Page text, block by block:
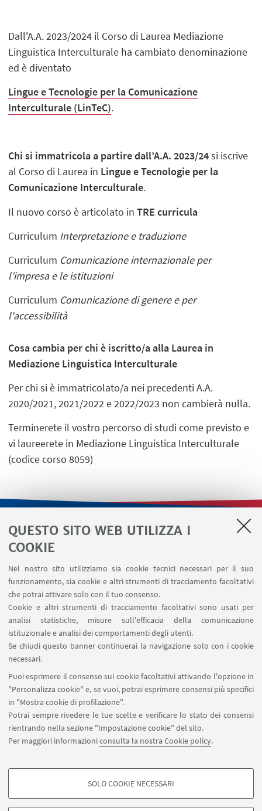
QUESTO SITO WEB UTILIZZA I
COOKIE
Nel nostro sito utilizziamo sia cookie tecnici necessari per il suo
funzionamento, sia cookie e altri strumenti di tracciamento facoltativi
che potrai attivare solo con il tuo consenso.
Cookie e altri strumenti di tracciamento facoltativi sono usati per
analisi statistiche, misure sull'efficacia della comunicazione
istituzionale e analisi dei comportamenti degli utenti.
Se chiudi questo banner continuerai la navigazione solo con i cookie
necessari.
Puoi esprimere il consenso sui cookie facoltativi attivando l'opzione in
"Personalizza cookie" e, se vuoi, potrai esprimere consensi più specifici
in "Mostra cookie di profilazione".
Potrai sempre rivedere le tue scelte e verificare lo stato dei consensi
rientrando nella sezione "Impostazione cookie" del sito.
Per maggiori informazioniconsulta la nostra Cookie policy.
COOKIE DI PROFILAZIONE - FACOLTATIVI
SOLO COOKIE NECESSARI
Dall'A.A. 2023/2024 il Corso di Laurea Mediazione
Linguistica Interculturale ha cambiato denominazione
ed è diventato
Linguee Tecnologie per la Comunicazione
Interculturale (LinTeC).
Chi si immatricola a partire dall’A.A. 2023/24si iscrive
al Corso di Laurea in Lingue e Tecnologie per la
Comunicazione Interculturale.
Il nuovo corso è articolato inTRE curricula
Curriculum Interpretazione e traduzione
Curriculum Comunicazione internazionale per
l’impresa e le istituzioni
Curriculum Comunicazione di genere e per
l'accessibilità
Cosa cambia per chi è iscritto/a alla Laurea in
Mediazione Linguistica Interculturale
Per chi si è immatricolato/a nei precedenti A.A.
2020/2021, 2021/2022 e 2022/2023 non cambierà nulla.
Terminerete il vostro percorso di studi come previsto e
vi laureerete in Mediazione Linguistica Interculturale
(codice corso 8059)
LINK UTILI
Area riservata
Area DIT
SEGUI IL DIPARTIMENTO SU:
SEGUI UNIBO SU:
APP: